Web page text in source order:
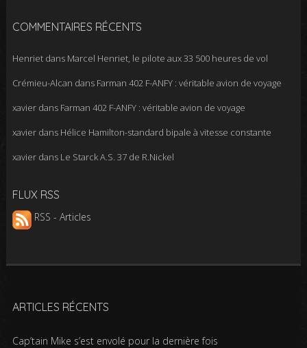
COMMENTAIRES RÉCENTS
Henrietdans Marcel Henriet, le pilote aux 33 500 heures de vol
Crémieu-Alcan dans Farman 402 F-ANFY : véritable avion de voyage
xavierdans Farman 402 F-ANFY : véritable avion de voyage
xavierdans Hélice Hamilton-standard bipale à vitesse constante
xavierdans Le Starck A.S. 37 de R.Nickel
FLUX RSS
RSS - Articles
ARTICLES RÉCENTS
Cap’tain Mike s’est envolé pour la dernière fois